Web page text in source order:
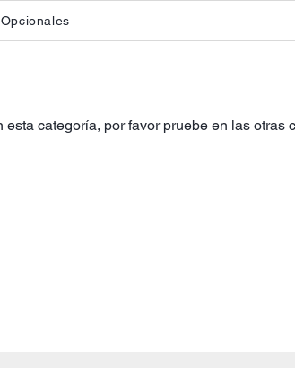
categoría, por favor pruebe en las otras